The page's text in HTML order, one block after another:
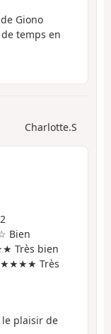
Giono
temps en
Charlotte.S
Bien
Très bien
Très
le plaisir de